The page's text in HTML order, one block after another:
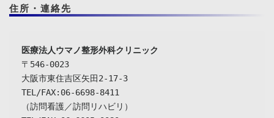
住所・連絡先
〒546-0023
大阪市東住吉区矢田2-17-3
TEL/FAX:06-6698-8411
（訪問看護／訪問リハビリ）